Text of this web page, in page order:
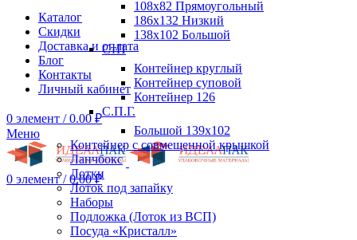
Каталог
Скидки
Доставка и оплата
Блог
Контакты
Личный кабинет
0 элемент / 0.00₽
Меню
0 элемент / 0.00₽
108х82 Прямоугольный
186х132 Низкий
138х102 Большой
СтП
Контейнер круглый
Контейнер суповой
Контейнер 126
С.П.Г.
Большой 139х102
Контейнер с совмещенной крышкой
Ланчбокс
Лотки
Лоток под запайку
Наборы
Подложка (Лоток из ВСП)
Посуда «Кристалл»